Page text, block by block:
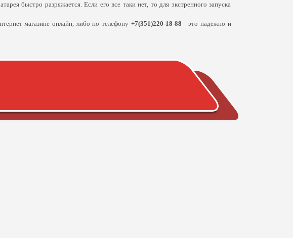
быстро разряжается. Если его все таки нет, то для экстренного запуска
магазине онлайн, либо по телефону +7(351)220-18-88 - это надежно и